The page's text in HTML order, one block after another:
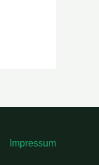
Impressum